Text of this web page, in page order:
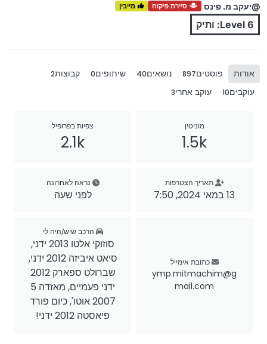
@יעקב מ. פינס סיירת פיקוח מייבין
Level 6: ותיק
אודות פוסטים897 נושאים40 שיתופים0 קבוצות2
עוקבים10 עוקב אחרי3
מוניטין
1.5k
צפיות בפרופיל
2.1k
תאריך הצטרפות
13 במאי 2024, 7:50
נראה לאחרונה
לפני שעה
כתובת אימייל
ymp.mitmachim@g
mail.com
הרכב שיש/היה לי
סוזוקי אלטו 2013 ידני,
סיאט איביזה 2012 ידני,
שברולט ספארק 2012
ידני פעמיים, מאזדה 5
2007 אוטו', כיום פורד
פיאסטה 2012 ידני!